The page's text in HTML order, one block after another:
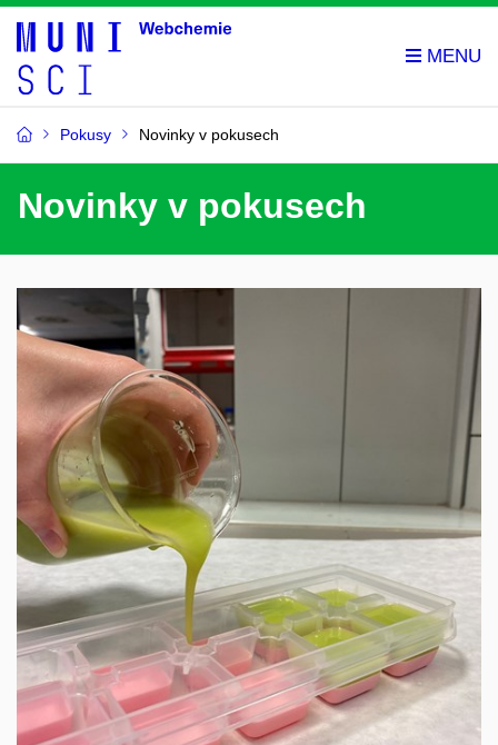
Pokusy Novinky v pokusech
Novinky v pokusech